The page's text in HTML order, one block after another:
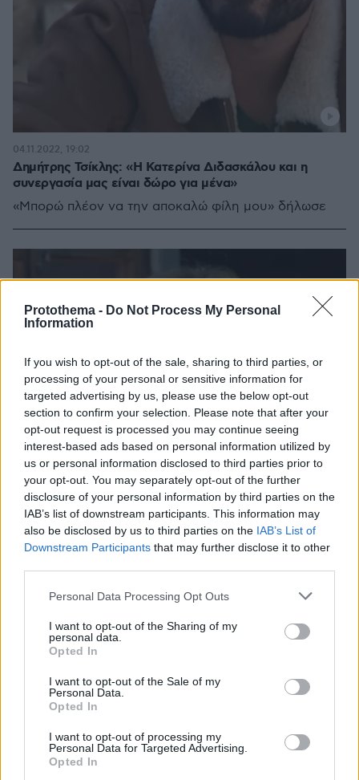
Protothema - Do Not Process My Personal
Information
If you wish to opt-out of the sale, sharing to third parties, or
processing of your personal or sensitive information for
targeted advertising by us, please use the below opt-out
section to confirm your selection. Please note that after your
opt-out request is processed you may continue seeing
interest-based ads based on personal information utilized by
us or personal information disclosed to third parties prior to
your opt-out. You may separately opt-out of the further
disclosure of your personal information by third parties on the
IAB’s list of downstream participants. This information may
also be disclosed by us to third parties on the IAB’s List of
Downstream Participants that may further disclose it to other
Please note that this website/app uses one or more Google
not limited to your visit or usage behaviour. You may click to
grant or deny consent to Google and its third-party tags to
use your data for below specified purposes in below Google
consent section.
Personal Data Processing Opt Outs
I want to opt-out of the Sharing of my
personal data.
Opted In
I want to opt-out of the Sale of my
Personal Data.
Opted In
I want to opt-out of processing my
Personal Data for Targeted Advertising.
Opted In
Δημήτρης Τσίκλης: «Η Κατερίνα Διδασκάλου και η
συνεργασία μας είναι δώρο για μένα»
«Μπορώ πλέον να την αποκαλώ φίλη μου» δήλωσε
04.11.2022, 19:02
Κατερίνα Διδασκάλου: «Δεν είμαι προληπτική, αλλά
στην παράσταση φοράω ματάκι»
Η ηθοποιός αποκάλυψε αν υπάρχει κάποιος που δεν
θα ήθελε να δει στην πρεμιέρα της
26.10.2022, 10:43 1